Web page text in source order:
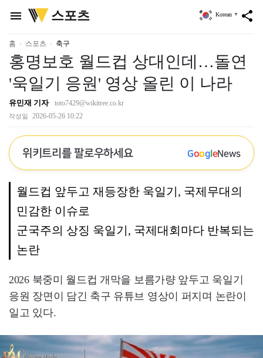
menu
위
키
리
스포츠 share
Korean ▼
홈 스포츠 축구
홍명보호 월드컵 상대인데…돌연
'욱일기 응원' 영상 올린 이 나라
유민재 기자 toto7429@wikitree.co.kr
작성일 2026-05-26 10:22
위키트리를 팔로우하세요 GoogleNews
월드컵 앞두고 재등장한 욱일기, 국제무대의
민감한 이슈로
군국주의 상징 욱일기, 국제대회마다 반복되는
논란
2026 북중미 월드컵 개막을 보름가량 앞두고 욱일기
응원 장면이 담긴 축구 유튜브 영상이 퍼지며 논란이
일고 있다.